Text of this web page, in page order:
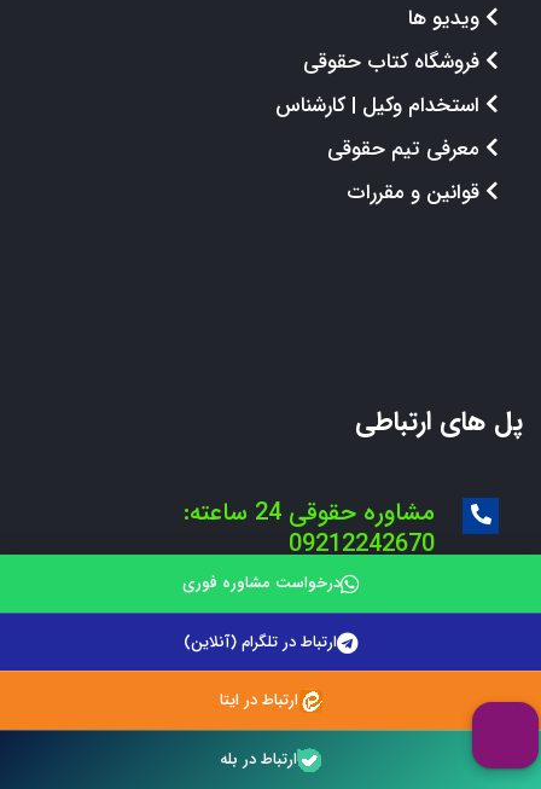
ویدیو ها
فروشگاه کتاب حقوقی
استخدام وکیل | کارشناس
معرفی تیم حقوقی
قوانین و مقررات
پل های ارتباطی
مشاوره حقوقی 24 ساعته:
09212242670
مشاوره حقوقی با وکیل:
09216078618
مشاوره حقوقی با وکیل:
09216078618
راهنمای دریافت مشاوره حقوقی:
01144442509
vakiltel@gmail.com
درخواست مشاوره فوری
ارتباط در تلگرام (آنلاین)
ارتباط در ایتا
ارتباط در بله